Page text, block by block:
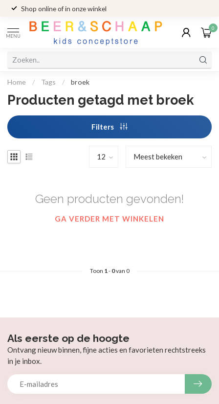
Shop online of in onze winkel
MENU
0
Home / Tags / broek
Producten getagd met broek
Filters
Geen producten gevonden!
GA VERDER MET WINKELEN
Toon 1- 0van 0
Als eerste op de hoogte
Ontvang nieuw binnen, fijne acties en favorieten rechtstreeks
in je inbox.